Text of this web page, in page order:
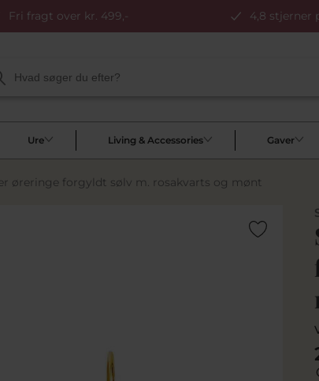
Fri fragt over kr. 499,- 4,8 stjerner
Ure Living & Accessories Gaver
øreringe forgyldt sølv m. rosakvarts og mønt